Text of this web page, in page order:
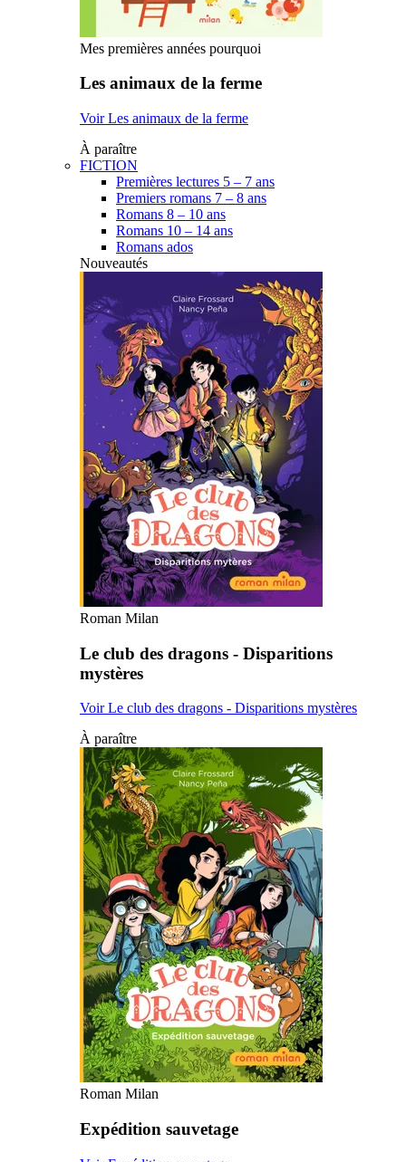
Mes premières années pourquoi
Les animaux de la ferme
Voir Les animaux de la ferme
À paraître
FICTION
Premières lectures 5 – 7 ans
Premiers romans 7 – 8 ans
Romans 8 – 10 ans
Romans 10 – 14 ans
Romans ados
Nouveautés
Roman Milan
Le club des dragons - Disparitions
mystères
Voir Le club des dragons - Disparitions mystères
À paraître
Roman Milan
Expédition sauvetage